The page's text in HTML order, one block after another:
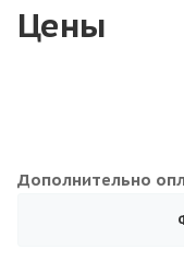
Цены
Дополнительно